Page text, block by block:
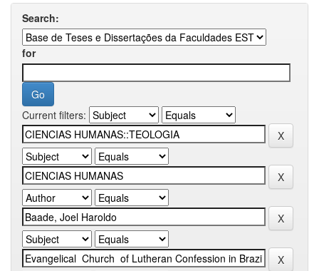
Search:
for
Current filters: